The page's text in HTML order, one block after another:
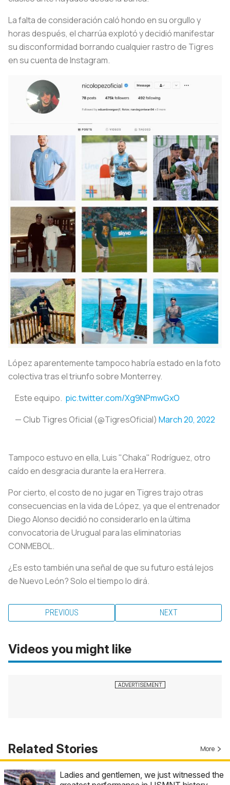
La falta de consideración caló hondo en su orgullo y
horas después, el charrúa explotó y decidió manifestar
su disconformidad borrando cualquier rastro de Tigres
en su cuenta de Instagram.
López aparentemente tampoco habría estado en la foto
colectiva tras el triunfo sobre Monterrey.
Este equipo. ‍ pic.twitter.com/Xg9NPmwGxO
— Club Tigres Oficial (@TigresOficial) March 20, 2022
Tampoco estuvo en ella, Luis "Chaka" Rodríguez, otro
caído en desgracia durante la era Herrera.
Por cierto, el costo de no jugar en Tigres trajo otras
consecuencias en la vida de López, ya que el entrenador
Diego Alonso decidió no considerarlo en la última
convocatoria de Urugual para las eliminatorias
CONMEBOL.
¿Es esto también una señal de que su futuro está lejos
de Nuevo León? Solo el tiempo lo dirá.
PREVIOUS NEXT
Videos you might like
Related Stories More
Ladies and gentlemen, we just witnessed the